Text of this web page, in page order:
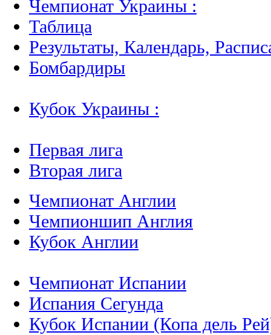
Чемпионат Украины :
Таблица
Результаты, Календарь,
Бомбардиры
Кубок Украины :
Первая лига
Вторая лига
Чемпионат Англии
Чемпионшип Англия
Кубок Англии
Чемпионат Испании
Испания Сегунда
Кубок Испании (Копа дель